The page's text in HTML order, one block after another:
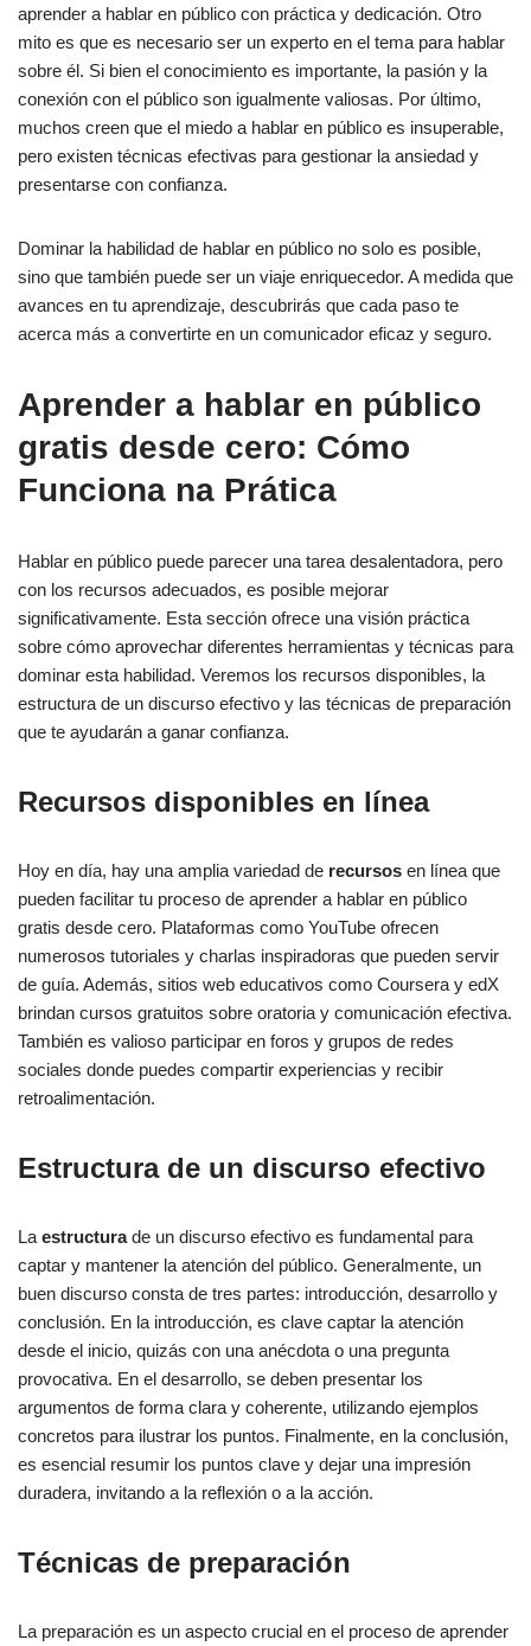
aprender a hablar en público con práctica y dedicación. Otro
mito es que es necesario ser un experto en el tema para hablar
sobre él. Si bien el conocimiento es importante, la pasión y la
conexión con el público son igualmente valiosas. Por último,
muchos creen que el miedo a hablar en público es insuperable,
pero existen técnicas efectivas para gestionar la ansiedad y
presentarse con confianza.
Dominar la habilidad de hablar en público no solo es posible,
sino que también puede ser un viaje enriquecedor. A medida que
avances en tu aprendizaje, descubrirás que cada paso te
acerca más a convertirte en un comunicador eficaz y seguro.
Aprender a hablar en público
gratis desde cero: Cómo
Funciona na Prática
Hablar en público puede parecer una tarea desalentadora, pero
con los recursos adecuados, es posible mejorar
significativamente. Esta sección ofrece una visión práctica
sobre cómo aprovechar diferentes herramientas y técnicas para
dominar esta habilidad. Veremos los recursos disponibles, la
estructura de un discurso efectivo y las técnicas de preparación
que te ayudarán a ganar confianza.
Recursos disponibles en línea
Hoy en día, hay una amplia variedad de recursos en línea que
pueden facilitar tu proceso de aprender a hablar en público
gratis desde cero. Plataformas como YouTube ofrecen
numerosos tutoriales y charlas inspiradoras que pueden servir
de guía. Además, sitios web educativos como Coursera y edX
brindan cursos gratuitos sobre oratoria y comunicación efectiva.
También es valioso participar en foros y grupos de redes
sociales donde puedes compartir experiencias y recibir
retroalimentación.
Estructura de un discurso efectivo
La estructurade un discurso efectivo es fundamental para
captar y mantener la atención del público. Generalmente, un
buen discurso consta de tres partes: introducción, desarrollo y
conclusión. En la introducción, es clave captar la atención
desde el inicio, quizás con una anécdota o una pregunta
provocativa. En el desarrollo, se deben presentar los
argumentos de forma clara y coherente, utilizando ejemplos
concretos para ilustrar los puntos. Finalmente, en la conclusión,
es esencial resumir los puntos clave y dejar una impresión
duradera, invitando a la reflexión o a la acción.
Técnicas de preparación
La preparación es un aspecto crucial en el proceso de aprender